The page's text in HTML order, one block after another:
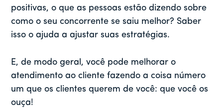
positivas, o que as pessoas estão dizendo sobre
como o seu concorrente se saiu melhor? Saber
isso o ajuda a ajustar suas estratégias.
E, de modo geral, você pode melhorar o
atendimento ao cliente fazendo a coisa número
um que os clientes querem de você: que você os
ouça!